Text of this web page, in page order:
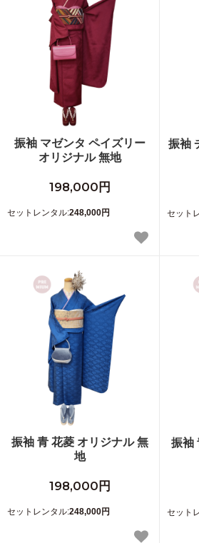
振袖 マゼンタ ペイズリー
オリジナル 無地
198,000円
セットレンタル:248,000円
振袖
セット
振袖 青 花菱 オリジナル 無
地
198,000円
セットレンタル:248,000円
振袖
セット